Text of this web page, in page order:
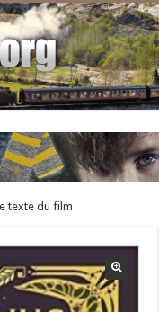
texte du film